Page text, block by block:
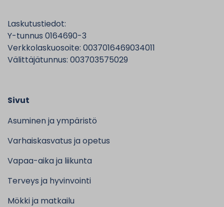
Laskutustiedot:
Y-tunnus 0164690-3
Verkkolaskuosoite: 0037016469034011
Välittäjätunnus: 003703575029
Sivut
Asuminen ja ympäristö
Varhaiskasvatus ja opetus
Vapaa-aika ja liikunta
Terveys ja hyvinvointi
Mökki ja matkailu